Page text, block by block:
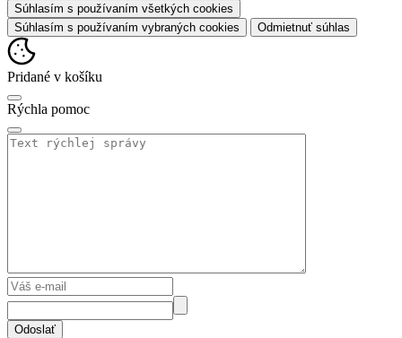
Súhlasím s používaním všetkých cookies
Súhlasím s používaním vybraných cookies
Odmietnuť súhlas
Pridané v košíku
Rýchla pomoc
Odoslať